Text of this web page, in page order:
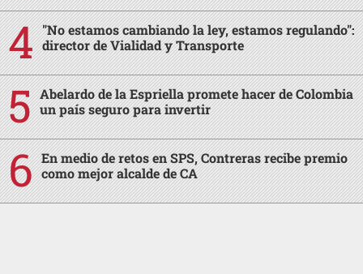
"No estamos cambiando la ley, estamos regulando":
director de Vialidad y Transporte
Abelardo de la Espriella promete hacer de Colombia
un país seguro para invertir
En medio de retos en SPS, Contreras recibe premio
como mejor alcalde de CA